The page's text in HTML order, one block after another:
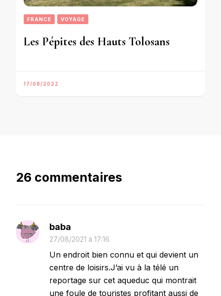
FRANCE VOYAGE
Les Pépites des Hauts Tolosans
17/08/2022
26 commentaires
baba
27/08/2021 à 17:16
Un endroit bien connu et qui devient un
centre de loisirs.J’ai vu à la télé un
reportage sur cet aqueduc qui montrait
une foule de touristes profitant aussi de